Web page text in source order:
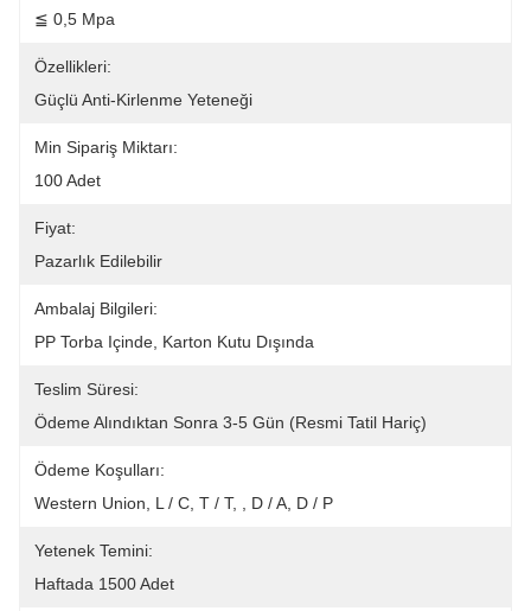
≦ 0,5 Mpa
Özellikleri:
Güçlü Anti-Kirlenme Yeteneği
Min Sipariş Miktarı:
100 Adet
Fiyat:
Pazarlık Edilebilir
Ambalaj Bilgileri:
PP Torba Içinde, Karton Kutu Dışında
Teslim Süresi:
Ödeme Alındıktan Sonra 3-5 Gün (resmi Tatil Hariç)
Ödeme Koşulları:
Western Union, L / C, T / T, , D / A, D / P
Yetenek Temini:
Haftada 1500 Adet